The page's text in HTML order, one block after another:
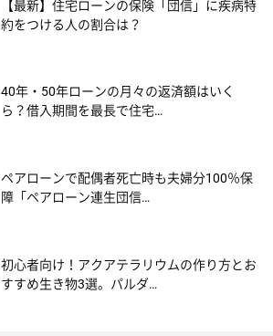
【最新】住宅ローンの保険「団信」に疾病特
約をつける人の割合は？
40年・50年ローンの月々の返済額はいく
ら？借入期間を最長で住宅…
ペアローンで配偶者死亡時も夫婦分100％保
障「ペアローン連生団信…
初心者向け！アクアテラリウムの作り方とお
すすめ生き物3選。パルダ…